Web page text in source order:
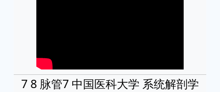
7 8 脉管7 中国医科大学 系统解剖学